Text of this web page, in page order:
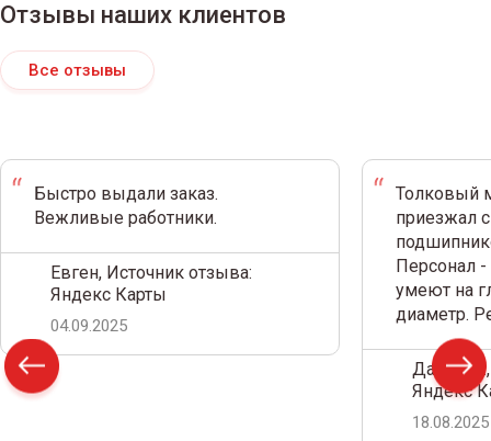
Отзывы наших клиентов
Все отзывы
Быстро выдали заказ.
Вежливые работники.
Евген, Источник отзыва:
Яндекс Карты
04.09.2025
Толковый
приезжал
Персонал
умеют на
диаметр.
Дамир
Яндекс
18.08.2025